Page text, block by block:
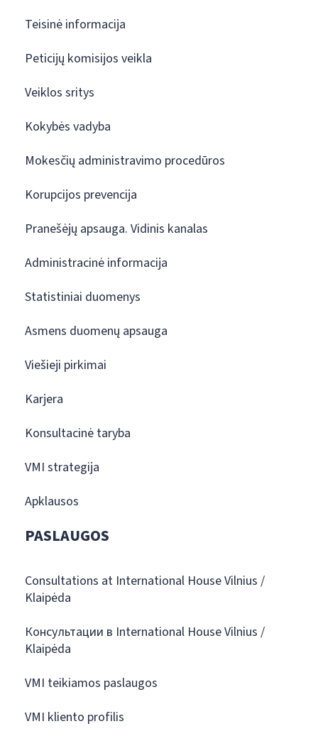
Teisinė informacija
Peticijų komisijos veikla
Veiklos sritys
Kokybės vadyba
Mokesčių administravimo procedūros
Korupcijos prevencija
Pranešėjų apsauga. Vidinis kanalas
Administracinė informacija
Statistiniai duomenys
Asmens duomenų apsauga
Viešieji pirkimai
Karjera
Konsultacinė taryba
VMI strategija
Apklausos
PASLAUGOS
Consultations at International House Vilnius /
Klaipėda
Консультации в International House Vilnius /
Klaipėda
VMI teikiamos paslaugos
VMI kliento profilis